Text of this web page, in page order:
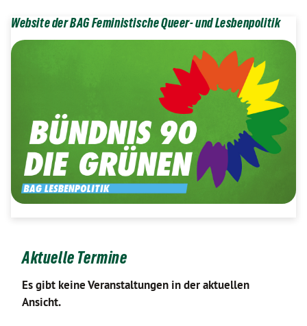
Website der BAG Feministische Queer- und Lesbenpolitik
Aktuelle Termine
Es gibt keine Veranstaltungen in der aktuellen
Ansicht.